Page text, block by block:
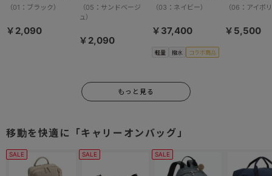
（01：ブラック）
￥2,090
（05：サンドベージ
ュ）
￥2,090
軽量 撥水 コラボ商品
ボストンバッグ 軽量
13002
（03：ネイビー）
￥37,400
ット 17825
（06：アイボ
￥5,500
もっと見る
移動を快適に「キャリーオンバッグ」
SALE SALE SALE